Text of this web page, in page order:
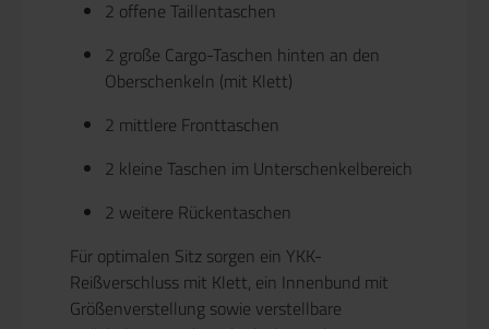
2 offene Taillentaschen
2 große Cargo-Taschen hinten an den
Oberschenkeln (mit Klett)
2 mittlere Fronttaschen
2 kleine Taschen im Unterschenkelbereich
2 weitere Rückentaschen
Für optimalen Sitz sorgen ein YKK-
Reißverschluss mit Klett, ein Innenbund mit
Größenverstellung sowie verstellbare